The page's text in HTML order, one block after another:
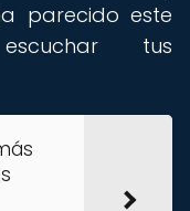
parecido este
tus